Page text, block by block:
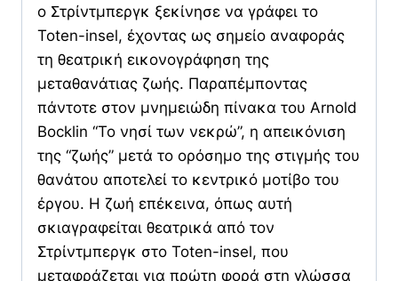
ο Στρίντμπεργκ ξεκίνησε να γράφει το
Toten-insel, έχοντας ως σημείο αναφοράς
τη θεατρική εικονογράφηση της
μεταθανάτιας ζωής. Παραπέμποντας
πάντοτε στον μνημειώδη πίνακα του Arnold
Bocklin “Το νησί των νεκρώ”, η απεικόνιση
της “ζωής” μετά το ορόσημο της στιγμής του
θανάτου αποτελεί το κεντρικό μοτίβο του
έργου. Η ζωή επέκεινα, όπως αυτή
σκιαγραφείται θεατρικά από τον
Στρίντμπεργκ στο Toten-insel, που
μεταφράζεται για πρώτη φορά στη γλώσσα